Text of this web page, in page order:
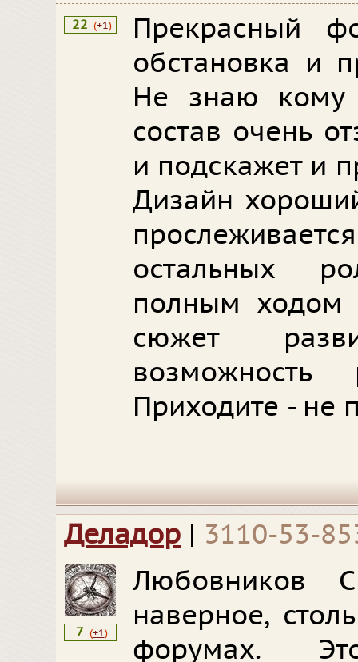
22 (+1)
Прекрасный
обстановка и
Не знаю кому
состав очень
и подскажет и
Дизайн
остальных
полным ходом
сюжет
возможность
Приходите - не
Деладор | 3110-53-
7 (+1)
Любовников
наверное,
форумах.